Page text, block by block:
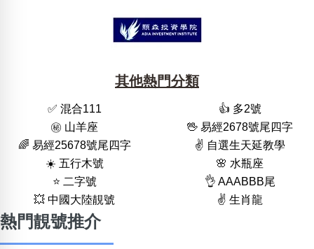
其他熱門分類
✅ 混合111
👍 多2號
㊙️ 山羊座
🖖 易經2678號尾四字
🌈 易經25678號尾四字
✌️ 自選生天延教學
☀️ 五行木號
🌸 水瓶座
⭐️ 二字號
👌 AAABBB尾
💥 中國大陸靚號
✌️ 生肖龍
熱門靚號推介